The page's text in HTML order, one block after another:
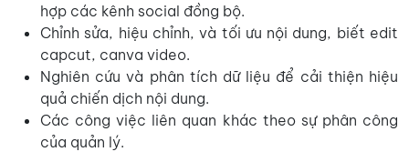
hợp các kênh social đồng bộ.
Chỉnh sửa, hiệu chỉnh, và tối ưu nội dung, biết edit
capcut, canva video.
Nghiên cứu và phân tích dữ liệu để cải thiện hiệu
quả chiến dịch nội dung.
Các công việc liên quan khác theo sự phân công
của quản lý.